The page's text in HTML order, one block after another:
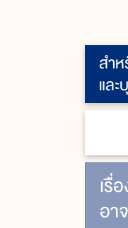
สำ
แล
เรื่ิ
อา